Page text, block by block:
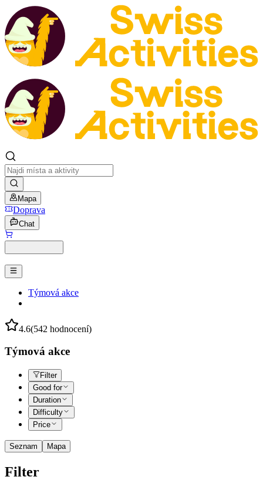
Mapa
Doprava
Chat
Týmová akce
4.6(542 hodnocení)
Týmová akce
Filter
Good for
Duration
Difficulty
Price
Seznam Mapa
Filter